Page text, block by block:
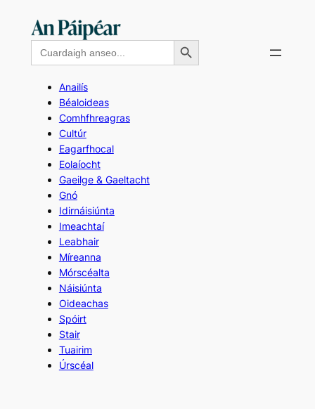
contentSearch
for:
Search Button
Anailís
Béaloideas
Comhfhreagras
Cultúr
Eagarfhocal
Eolaíocht
Gaeilge & Gaeltacht
Gnó
Idirnáisiúnta
Imeachtaí
Leabhair
Míreanna
Mórscéalta
Náisiúnta
Oideachas
Spóirt
Stair
Tuairim
Úrscéal